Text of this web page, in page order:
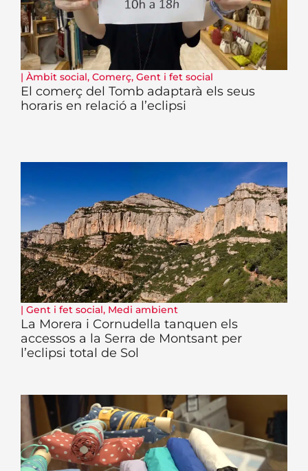
| Àmbit social, Comerç, Gent i fet social
El comerç del Tomb adaptarà els seus
horaris en relació a l’eclipsi
| Gent i fet social, Medi ambient
La Morera i Cornudella tanquen els
accessos a la Serra de Montsant per
l’eclipsi total de Sol